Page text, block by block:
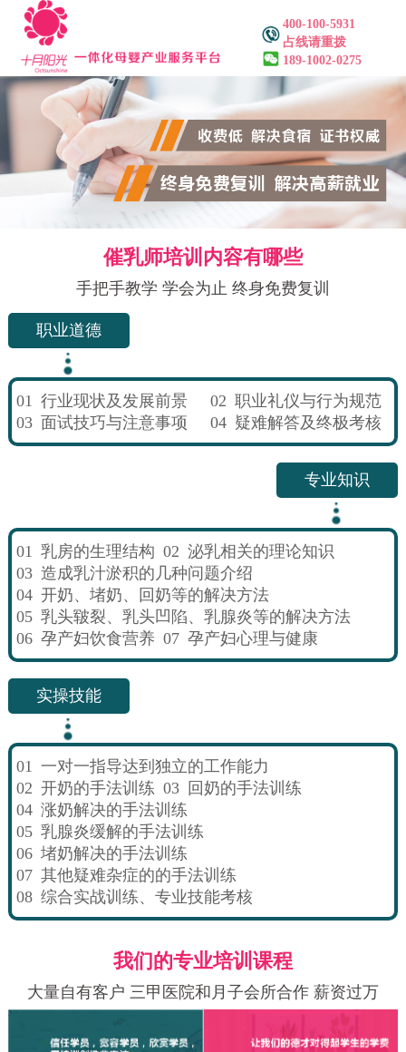
400-100-5931
占线请重拨
189-1002-0275
催乳师培训内容有哪些
手把手教学 学会为止 终身免费复训
职业道德
01 行业现状及发展前景 02 职业礼仪与行为规范
03 面试技巧与注意事项 04 疑难解答及终极考核
专业知识
01 乳房的生理结构 02 泌乳相关的理论知识
03 造成乳汁淤积的几种问题介绍
04 开奶、堵奶、回奶等的解决方法
05 乳头皲裂、乳头凹陷、乳腺炎等的解决方法
06 孕产妇饮食营养 07 孕产妇心理与健康
实操技能
01
一对一指导达到独立的工作能力
02 开奶的手法训练 03
回奶的手法训练
04 涨奶解决的手法训练
05 乳腺炎缓解的手法训练
06 堵奶解决的手法训练
07 其他疑难杂症的的手法训练
08 综合实战训练、专业技能考核
我们的专业培训课程
大量自有客户 三甲医院和月子会所合作 薪资过万